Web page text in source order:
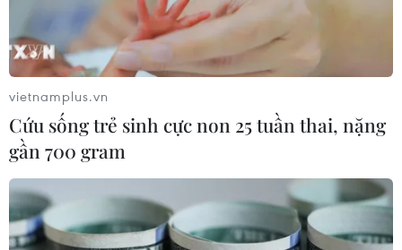
vietnamplus.vn
Cứu sống trẻ sinh cực non 25 tuần thai, nặng
gần 700 gram